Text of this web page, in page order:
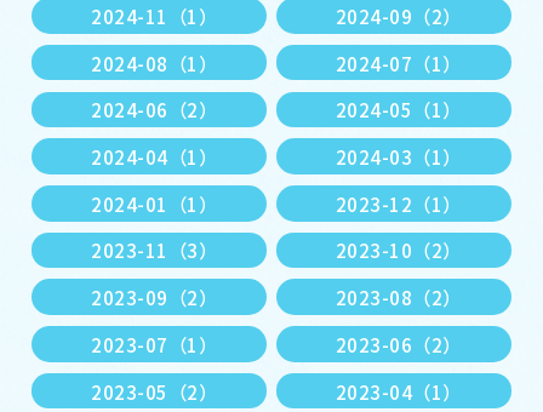
2024-11（1）
2024-09（2）
2024-08（1）
2024-07（1）
2024-06（2）
2024-05（1）
2024-04（1）
2024-03（1）
2024-01（1）
2023-12（1）
2023-11（3）
2023-10（2）
2023-09（2）
2023-08（2）
2023-07（1）
2023-06（2）
2023-05（2）
2023-04（1）